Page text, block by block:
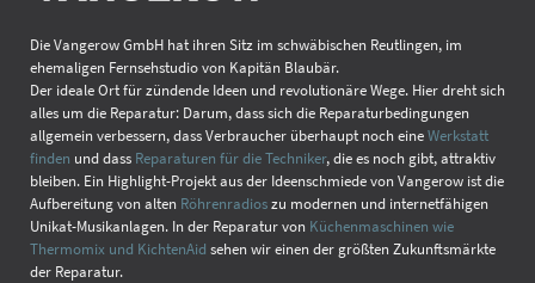
Die Vangerow GmbH hat ihren Sitz im schwäbischen Reutlingen, im
ehemaligen Fernsehstudio von Kapitän Blaubär.
Der ideale Ort für zündende Ideen und revolutionäre Wege. Hier dreht sich
alles um die Reparatur: Darum, dass sich die Reparaturbedingungen
allgemein verbessern, dass Verbraucher überhaupt noch eineWerkstatt
finden und dass Reparaturen für die Techniker, die es noch gibt, attraktiv
bleiben. Ein Highlight-Projekt aus der Ideenschmiede von Vangerow ist die
Aufbereitung von alten Röhrenradioszu modernen und internetfähigen
Unikat-Musikanlagen. In der Reparatur von Küchenmaschinen wie
Thermomix und KichtenAid sehen wir einen der größten Zukunftsmärkte
der Reparatur.